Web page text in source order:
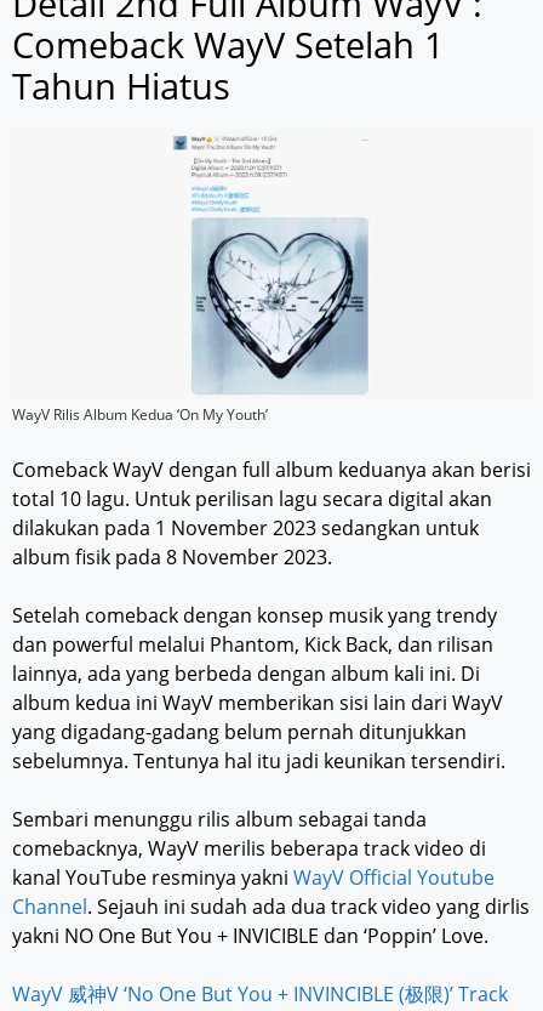
Comeback WayV Setelah 1
Tahun Hiatus
WayV Rilis Album Kedua ‘On My Youth’
Comeback WayV dengan full album keduanya akan berisi
total 10 lagu. Untuk perilisan lagu secara digital akan
dilakukan pada 1 November 2023 sedangkan untuk
album fisik pada 8 November 2023.
Setelah comeback dengan konsep musik yang trendy
dan powerful melalui Phantom, Kick Back, dan rilisan
lainnya, ada yang berbeda dengan album kali ini. Di
album kedua ini WayV memberikan sisi lain dari WayV
yang digadang-gadang belum pernah ditunjukkan
sebelumnya. Tentunya hal itu jadi keunikan tersendiri.
Sembari menunggu rilis album sebagai tanda
comebacknya, WayV merilis beberapa track video di
kanal YouTube resminya yakni WayV Official Youtube
Channel. Sejauh ini sudah ada dua track video yang dirlis
yakni NO One But You + INVICIBLE dan ‘Poppin’ Love.
WayV 威神V ‘No One But You + INVINCIBLE (极限)’ Track